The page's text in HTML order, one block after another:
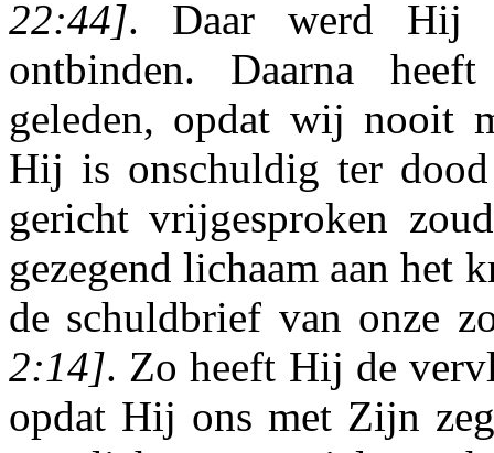
22:44]. Daar werd Hij
ontbinden. Daarna
geleden, opdat wij nooit
Hij is onschuldig ter
gericht vrij­gesproken
gezegend lichaam aan het
de schuldbrief van onze
2:14]. Zo heeft Hij de
opdat Hij ons met Zijn